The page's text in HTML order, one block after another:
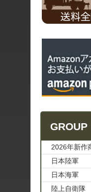
GROUP
2026年新作
日本陸軍
日本海軍
陸上自衛隊